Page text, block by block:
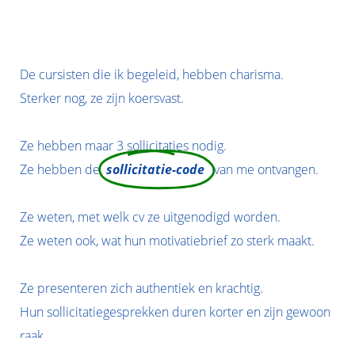
De cursisten die ik begeleid, hebben charisma.
Sterker nog, ze zijn koersvast.
Ze hebben maar 3 sollicitaties nodig.
Ze hebben desollicitatie-code van me ontvangen.
Ze weten, met welk cv ze uitgenodigd worden.
Ze weten ook, wat hun motivatiebrief zo sterk maakt.
Ze presenteren zich authentiek en krachtig.
Hun sollicitatiegesprekken duren korter en zijn gewoon